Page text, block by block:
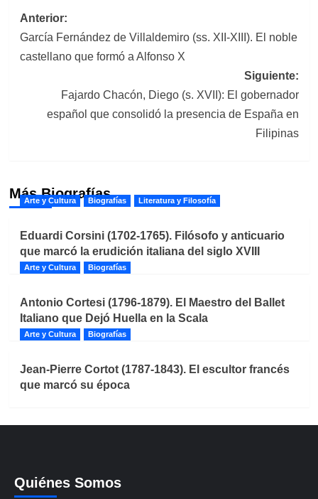
Navegación
de
entradas
Anterior:
García Fernández de Villaldemiro (ss. XII-XIII). El noble
castellano que formó a Alfonso X
Siguiente:
Fajardo Chacón, Diego (s. XVII): El gobernador
español que consolidó la presencia de España en
Filipinas
Más Biografías
Arte y Cultura Biografías Literatura y Filosofía
Eduardi Corsini (1702-1765). Filósofo y anticuario
que marcó la erudición italiana del siglo XVIII
Arte y Cultura Biografías
Antonio Cortesi (1796-1879). El Maestro del Ballet
Italiano que Dejó Huella en la Scala
Arte y Cultura Biografías
Jean-Pierre Cortot (1787-1843). El escultor francés
que marcó su época
Quiénes Somos